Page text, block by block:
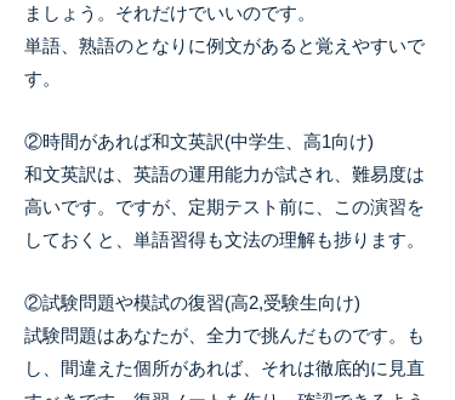
ましょう。それだけでいいのです。
単語、熟語のとなりに例文があると覚えやすいで
す。
②時間があれば和文英訳(中学生、高1向け)
和文英訳は、英語の運用能力が試され、難易度は
高いです。ですが、定期テスト前に、この演習を
しておくと、単語習得も文法の理解も捗ります。
②試験問題や模試の復習(高2,受験生向け)
試験問題はあなたが、全力で挑んだものです。も
し、間違えた個所があれば、それは徹底的に見直